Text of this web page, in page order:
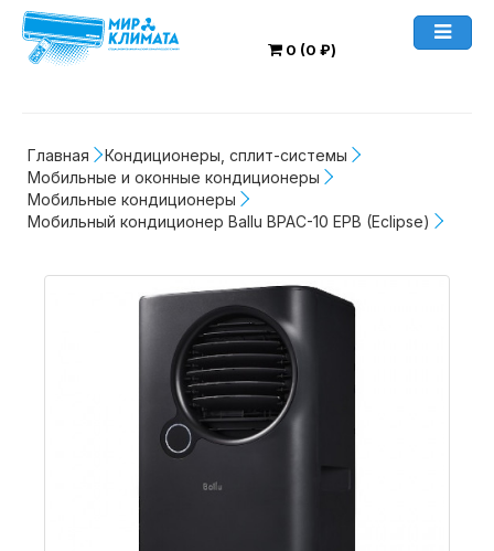
0 (0 ₽)
Главная
Кондиционеры, сплит-системы
Мобильные и оконные кондиционеры
Мобильные кондиционеры
Мобильный кондиционер Ballu BPAC-10 EPB (Eclipse)